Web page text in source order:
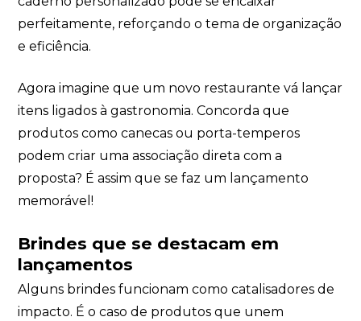
perfeitamente, reforçando o tema de organização
e eficiência.
Agora imagine que um novo restaurante vá lançar
itens ligados à gastronomia. Concorda que
produtos como canecas ou porta-temperos
podem criar uma associação direta com a
proposta? É assim que se faz um lançamento
memorável!
Brindes que se destacam em
lançamentos
Alguns brindes funcionam como catalisadores de
impacto. É o caso de produtos que unem